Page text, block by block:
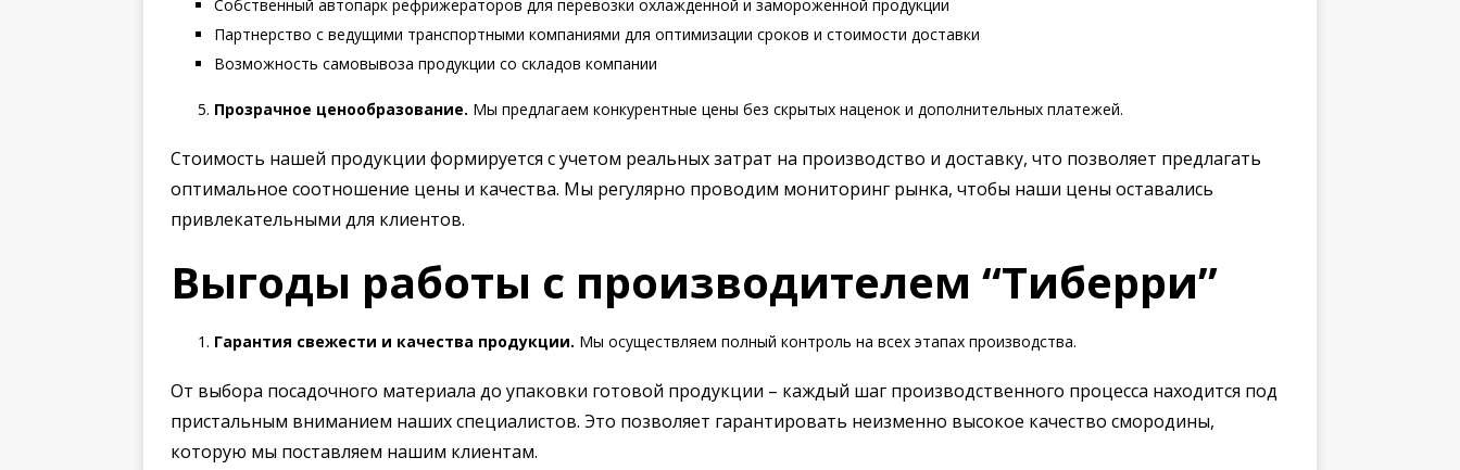
Собственный автопарк рефрижераторов для перевозки охлажденной и замороженной продукции
Партнерство с ведущими транспортными компаниями для оптимизации сроков и стоимости доставки
Возможность самовывоза продукции со складов компании
Прозрачное ценообразование. Мы предлагаем конкурентные цены без скрытых наценок и дополнительных платежей.
Стоимость нашей продукции формируется с учетом реальных затрат на производство и доставку, что позволяет предлагать
оптимальное соотношение цены и качества. Мы регулярно проводим мониторинг рынка, чтобы наши цены оставались
привлекательными для клиентов.
Выгоды работы с производителем “Тиберри”
Гарантия свежести и качества продукции. Мы осуществляем полный контроль на всех этапах производства.
От выбора посадочного материала до упаковки готовой продукции – каждый шаг производственного процесса находится под
пристальным вниманием наших специалистов. Это позволяет гарантировать неизменно высокое качество смородины,
которую мы поставляем нашим клиентам.